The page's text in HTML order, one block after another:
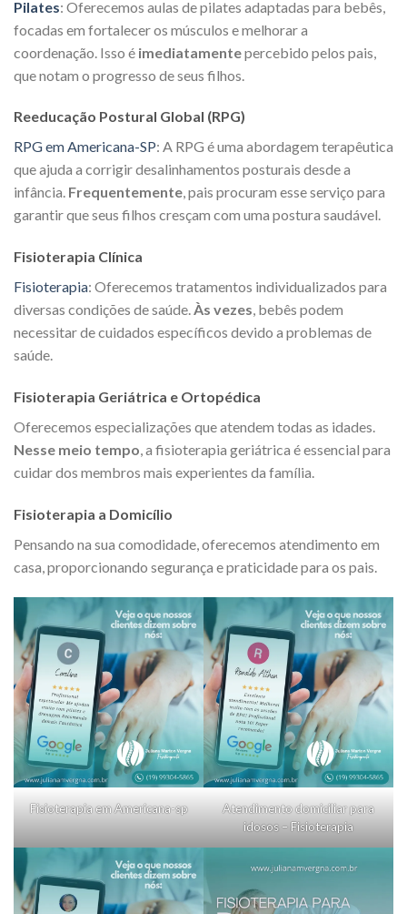
Pilates: Oferecemos aulas de pilates adaptadas para bebês,
focadas em fortalecer os músculos e melhorar a
coordenação. Isso é imediatamentepercebido pelos pais,
que notam o progresso de seus filhos.
Reeducação Postural Global (RPG)
RPG em Americana-SP: A RPG é uma abordagem terapêutica
que ajuda a corrigir desalinhamentos posturais desde a
infância. Frequentemente, pais procuram esse serviço para
garantir que seus filhos cresçam com uma postura saudável.
Fisioterapia Clínica
Fisioterapia: Oferecemos tratamentos individualizados para
diversas condições de saúde.Às vezes, bebês podem
necessitar de cuidados específicos devido a problemas de
saúde.
Fisioterapia Geriátrica e Ortopédica
Oferecemos especializações que atendem todas as idades.
Nesse meio tempo, a fisioterapia geriátrica é essencial para
cuidar dos membros mais experientes da família.
Fisioterapia a Domicílio
Pensando na sua comodidade, oferecemos atendimento em
casa, proporcionando segurança e praticidade para os pais.
Fisioterapia em Americana-sp
Atendimento domiciliar para
idosos – Fisioterapia